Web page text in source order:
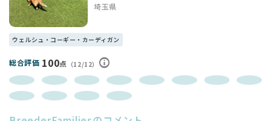
埼玉県
ウェルシュ・コーギー・カーディガン
総合評価 100点 （12/12）